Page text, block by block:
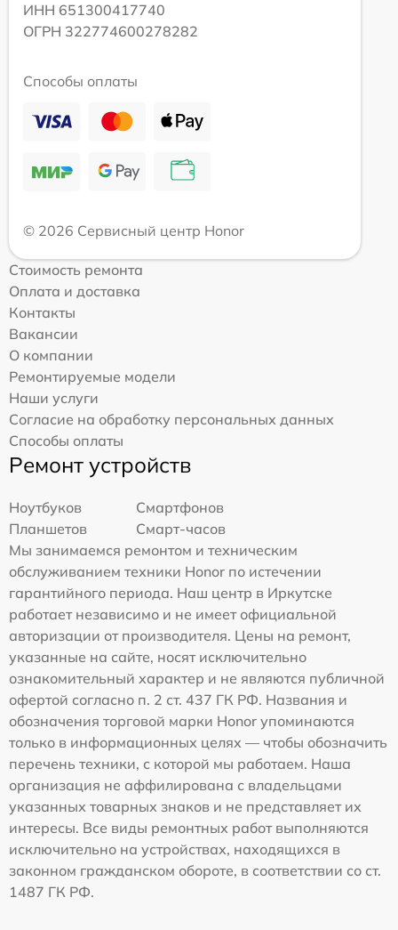
ИНН 651300417740
ОГРН 322774600278282
Способы оплаты
© 2026 Сервисный центр Honor
Стоимость ремонта
Оплата и доставка
Контакты
Вакансии
О компании
Ремонтируемые модели
Наши услуги
Согласие на обработку персональных данных
Способы оплаты
Ремонт устройств
Ноутбуков
Смартфонов
Планшетов
Смарт-часов
Мы занимаемся ремонтом и техническим
обслуживанием техники Honor по истечении
гарантийного периода. Наш центр в Иркутске
работает независимо и не имеет официальной
авторизации от производителя. Цены на ремонт,
указанные на сайте, носят исключительно
ознакомительный характер и не являются публичной
офертой согласно п. 2 ст. 437 ГК РФ. Названия и
обозначения торговой марки Honor упоминаются
только в информационных целях — чтобы обозначить
перечень техники, с которой мы работаем. Наша
организация не аффилирована с владельцами
указанных товарных знаков и не представляет их
интересы. Все виды ремонтных работ выполняются
исключительно на устройствах, находящихся в
законном гражданском обороте, в соответствии со ст.
1487 ГК РФ.